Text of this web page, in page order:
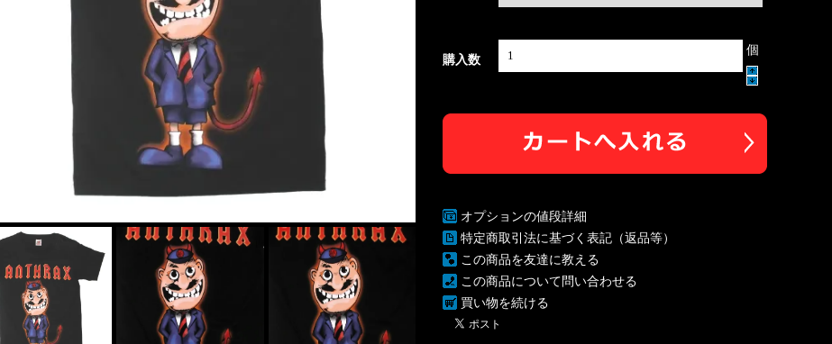
購入数
個
オプションの値段詳細
特定商取引法に基づく表記（返品等）
この商品を友達に教える
この商品について問い合わせる
買い物を続ける